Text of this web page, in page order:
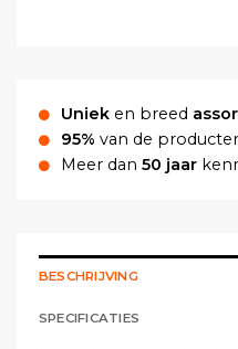
Uniek en breed
95% van de
Meer dan 50 jaar
BESCHRIJVING
SPECIFICATIES